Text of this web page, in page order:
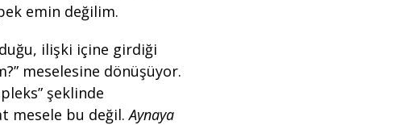
emin değilim.
ilişki içine girdiği
meselesine dönüşüyor.
şeklinde
mesele bu değil.Aynaya